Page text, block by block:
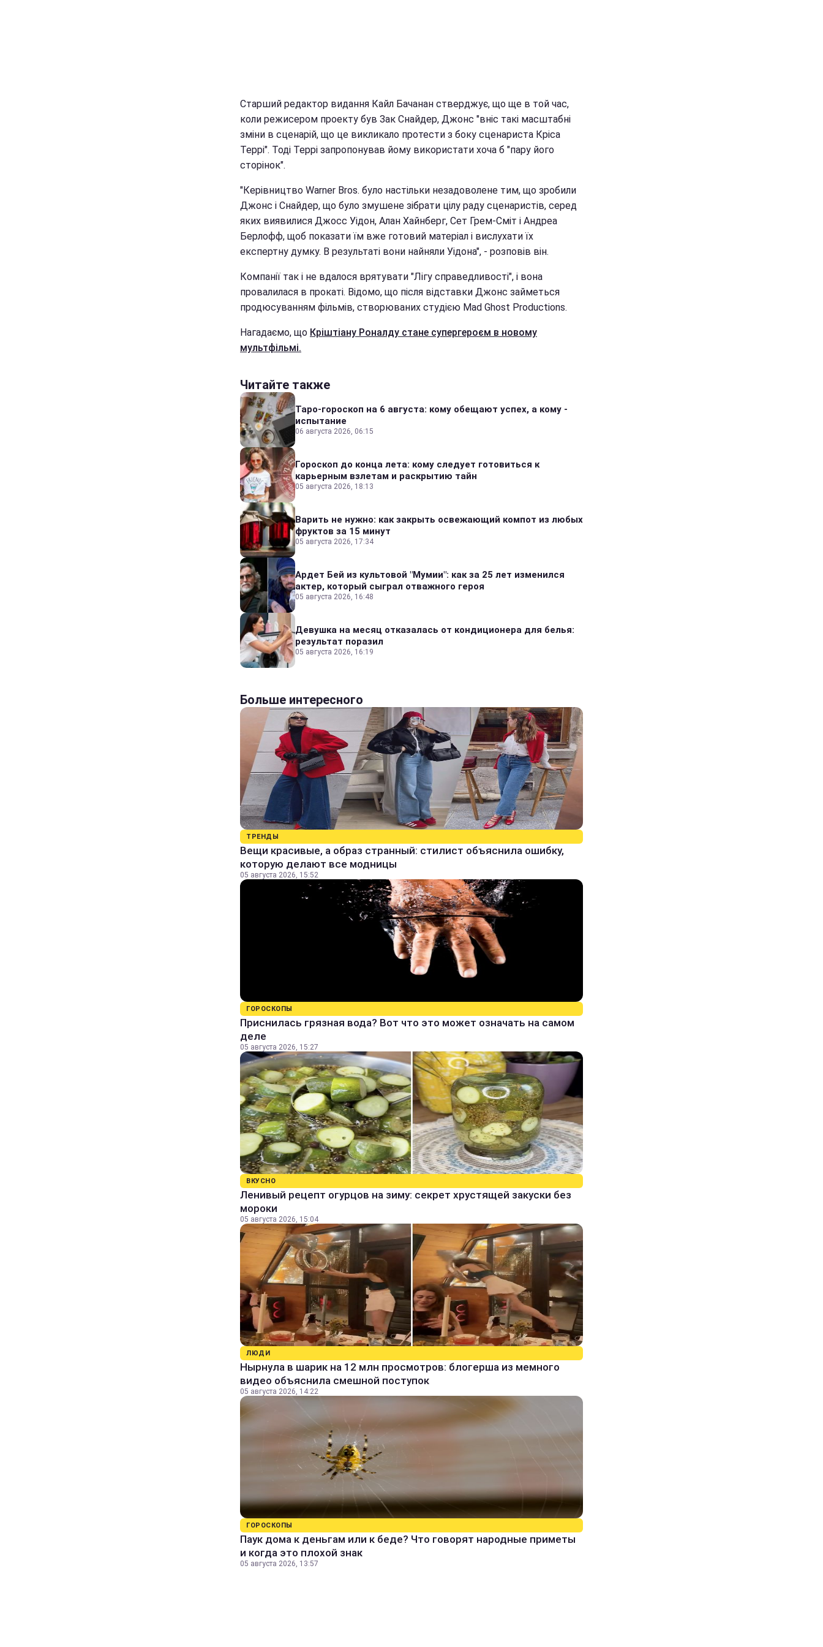
Старший редактор видання Кайл Бачанан стверджує, що ще в той час,
коли режисером проекту був Зак Снайдер, Джонс "вніс такі масштабні
зміни в сценарій, що це викликало протести з боку сценариста Кріса
Террі". Тоді Террі запропонував йому використати хоча б "пару його
сторінок".
"Керівництво Warner Bros. було настільки незадоволене тим, що зробили
Джонс і Снайдер, що було змушене зібрати цілу раду сценаристів, серед
яких виявилися Джосс Уідон, Алан Хайнберг, Сет Грем-Сміт і Андреа
Берлофф, щоб показати їм вже готовий матеріал і вислухати їх
експертну думку. В результаті вони найняли Уідона", - розповів він.
Компанії так і не вдалося врятувати "Лігу справедливості", і вона
провалилася в прокаті. Відомо, що після відставки Джонс займеться
продюсуванням фільмів, створюваних студією Mad Ghost Productions.
Нагадаємо, що Кріштіану Роналду стане супергероєм в новому
мультфільмі.
Читайте также
Таро-гороскоп на 6 августа: кому обещают успех, а кому -
испытание
06 августа 2026, 06:15
Гороскоп до конца лета: кому следует готовиться к
карьерным взлетам и раскрытию тайн
05 августа 2026, 18:13
Варить не нужно: как закрыть освежающий компот из любых
фруктов за 15 минут
05 августа 2026, 17:34
Ардет Бей из культовой "Мумии": как за 25 лет изменился
актер, который сыграл отважного героя
05 августа 2026, 16:48
Девушка на месяц отказалась от кондиционера для белья:
результат поразил
05 августа 2026, 16:19
Больше интересного
ТРЕНДЫ
Вещи красивые, а образ странный: стилист объяснила ошибку,
которую делают все модницы
05 августа 2026, 15:52
ГОРОСКОПЫ
Приснилась грязная вода? Вот что это может означать на самом
деле
05 августа 2026, 15:27
ВКУСНО
Ленивый рецепт огурцов на зиму: секрет хрустящей закуски без
мороки
05 августа 2026, 15:04
ЛЮДИ
Нырнула в шарик на 12 млн просмотров: блогерша из мемного
видео объяснила смешной поступок
05 августа 2026, 14:22
ГОРОСКОПЫ
Паук дома к деньгам или к беде? Что говорят народные приметы
и когда это плохой знак
05 августа 2026, 13:57